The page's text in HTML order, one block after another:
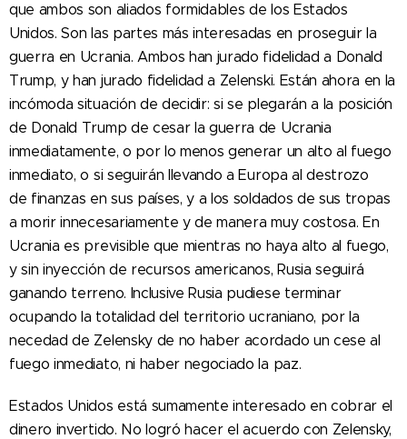
que ambos son aliados formidables de los Estados
Unidos. Son las partes más interesadas en proseguir la
guerra en Ucrania. Ambos han jurado fidelidad a Donald
Trump, y han jurado fidelidad a Zelenski. Están ahora en la
incómoda situación de decidir: si se plegarán a la posición
de Donald Trump de cesar la guerra de Ucrania
inmediatamente, o por lo menos generar un alto al fuego
inmediato, o si seguirán llevando a Europa al destrozo
de finanzas en sus países, y a los soldados de sus tropas
a morir innecesariamente y de manera muy costosa. En
Ucrania es previsible que mientras no haya alto al fuego,
y sin inyección de recursos americanos, Rusia seguirá
ganando terreno. Inclusive Rusia pudiese terminar
ocupando la totalidad del territorio ucraniano, por la
necedad de Zelensky de no haber acordado un cese al
fuego inmediato, ni haber negociado la paz.
Estados Unidos está sumamente interesado en cobrar el
dinero invertido. No logró hacer el acuerdo con Zelensky,